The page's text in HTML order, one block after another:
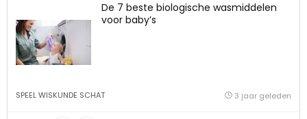
De 7 beste biologische wasmiddelen
voor baby’s
SPEEL WISKUNDE SCHAT 3 jaar geleden